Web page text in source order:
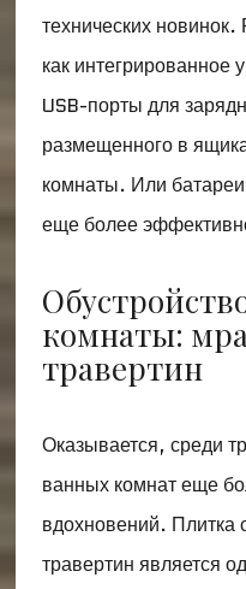
технических
как
USB-порты для
размещенного в
комнаты. Или
еще более
комнаты:
травертин
Оказывается, среди
ванных комнат еще
вдохновений. Плитка
травертин является